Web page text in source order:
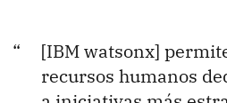
[IBM watsonx]
recursos humanos